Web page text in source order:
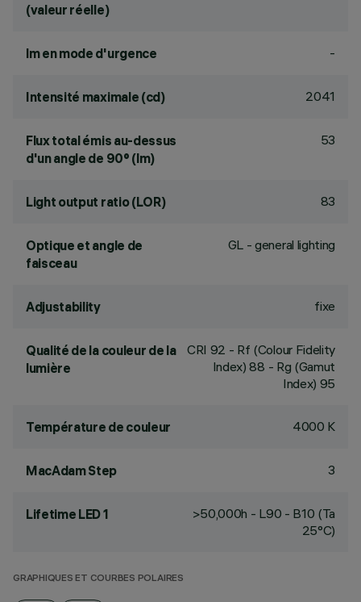
(valeur réelle)
lm en mode d'urgence -
Intensité maximale (cd) 2041
Flux total émis au-dessus
d'un angle de 90° (lm)
53
Light output ratio (LOR) 83
Optique et angle de
faisceau
GL - general lighting
Adjustability fixe
Qualité de la couleur de la
lumière
CRI 92 - Rf (Colour Fidelity
Index) 88 - Rg (Gamut
Index) 95
Température de couleur 4000 K
MacAdam Step 3
Lifetime LED 1
>50,000h - L90 - B10 (Ta
25°C)
GRAPHIQUES ET COURBES POLAIRES